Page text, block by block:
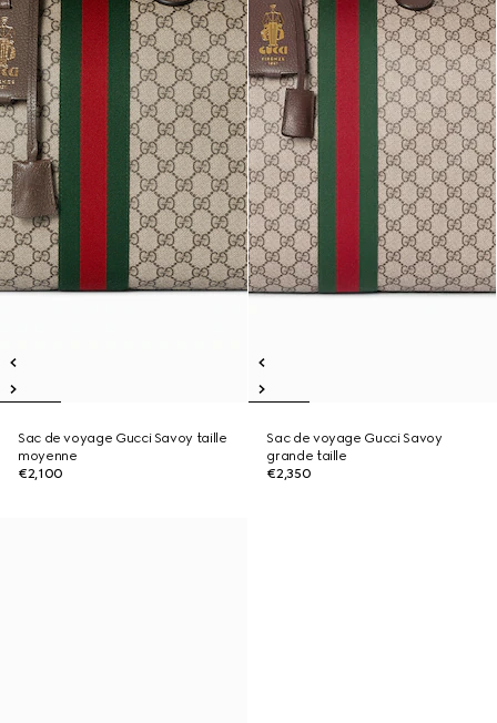
Sac de voyage Gucci Savoy taille
moyenne
€2,100
Sac de voyage Gucci Savoy
grande taille
€2,350